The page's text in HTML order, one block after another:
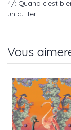
4/: Quand c'est
un cutter.
Vous